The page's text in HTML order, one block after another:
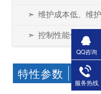
➣ 维护成本低、维
➣ 控制性能优异：调
特性参数
QQ咨询
服务热线